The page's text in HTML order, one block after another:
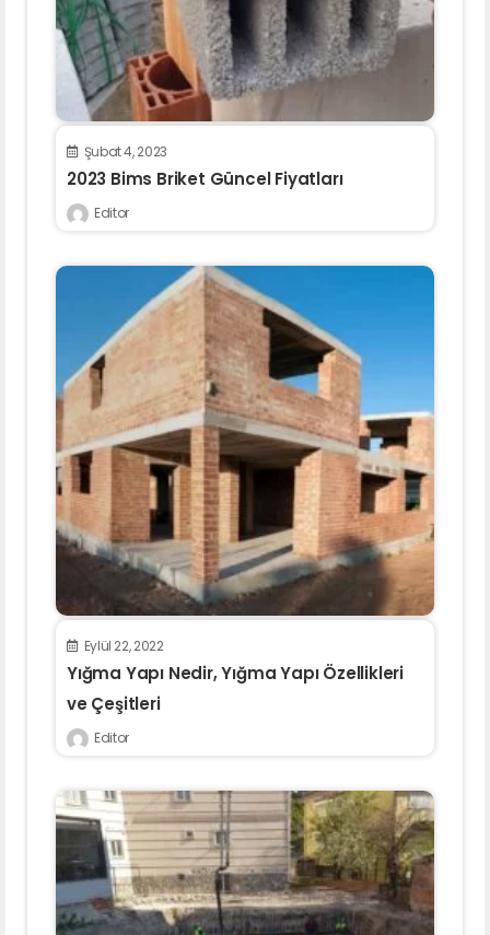
Şubat 4, 2023
2023 Bims Briket Güncel Fiyatları
Editor
Eylül 22, 2022
Yığma Yapı Nedir, Yığma Yapı Özellikleri
ve Çeşitleri
Editor